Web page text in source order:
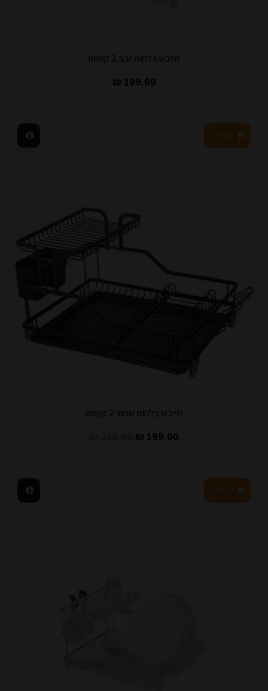
מייבש צלחות זהב 2 קומות
199.00 ₪
לעגלה
מייבש צלחות שחור 2 קומות
199.00 ₪
לעגלה